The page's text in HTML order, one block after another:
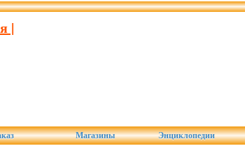
|
Магазины Энциклопедии